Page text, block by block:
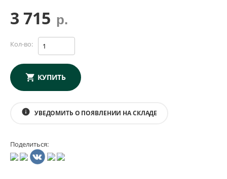
3 715 р.
Кол-во:
КУПИТЬ
info УВЕДОМИТЬ О ПОЯВЛЕНИИ НА СКЛАДЕ
Поделиться: